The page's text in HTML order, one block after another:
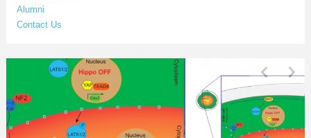
Alumni
Contact Us